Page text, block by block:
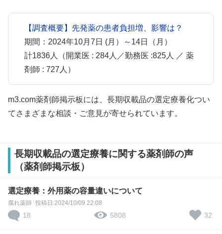
【調査概要】先発薬の患者負担増、影響は？
期間：2024年10月7日 (月）～14日（月）
計1836人（開業医 : 284人／勤務医 :825人 ／ 薬
剤師 : 727人）
m3.com薬剤師掲示板には、長期収載品の選定療養化つい
てさまざまな相談・ご意見が寄せられています。
長期収載品の選定療養に関する薬剤師の声
（薬剤師掲示板）
選定療養：外用薬の容量違いについて
腐れ薬師 投稿日:2024/10/09 22:08
18 5808 32